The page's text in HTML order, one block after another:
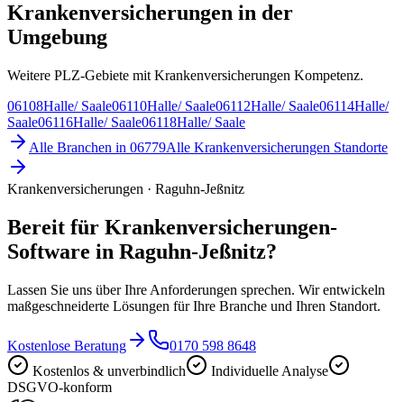
Krankenversicherungen in der
Umgebung
Weitere PLZ-Gebiete mit Krankenversicherungen Kompetenz.
06108Halle/ Saale06110Halle/ Saale06112Halle/ Saale06114Halle/
Saale06116Halle/ Saale06118Halle/ Saale
Alle Branchen in 06779Alle Krankenversicherungen Standorte
Krankenversicherungen · Raguhn-Jeßnitz
Bereit für Krankenversicherungen-
Software in Raguhn-Jeßnitz?
Lassen Sie uns über Ihre Anforderungen sprechen. Wir entwickeln
maßgeschneiderte Lösungen für Ihre Branche und Ihren Standort.
Kostenlose Beratung
0170 598 8648
Kostenlos & unverbindlich
Individuelle Analyse
DSGVO-konform